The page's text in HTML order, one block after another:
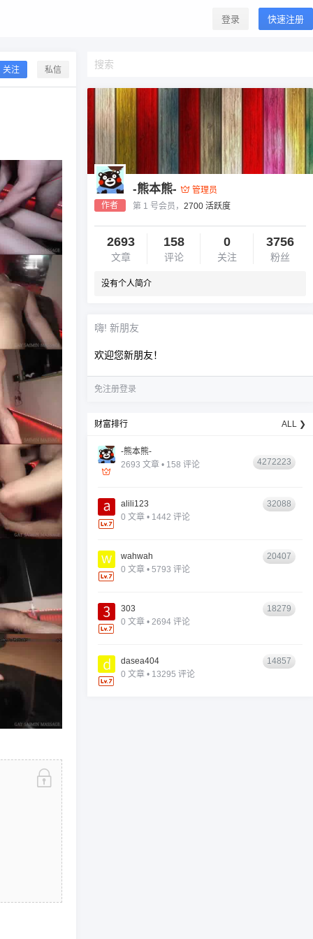
登录 快速注册
关注 私信
作者
-熊本熊-
管理员
第 1 号会员， 2700 活跃度
2693
文章
158
评论
0
关注
3756
粉丝
没有个人简介
嗨! 新朋友
欢迎您新朋友！
免注册登录
财富排行 ALL ❯
-熊本熊-
2693 文章 • 158 评论
4272223
alili123
0 文章 • 1442 评论
32088
wahwah
0 文章 • 5793 评论
20407
303
0 文章 • 2694 评论
18279
dasea404
0 文章 • 13295 评论
14857